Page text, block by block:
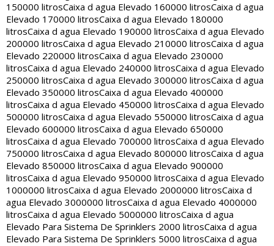
150000 litrosCaixa d agua Elevado 160000 litrosCaixa d agua
Elevado 170000 litrosCaixa d agua Elevado 180000
litrosCaixa d agua Elevado 190000 litrosCaixa d agua Elevado
200000 litrosCaixa d agua Elevado 210000 litrosCaixa d agua
Elevado 220000 litrosCaixa d agua Elevado 230000
litrosCaixa d agua Elevado 240000 litrosCaixa d agua Elevado
250000 litrosCaixa d agua Elevado 300000 litrosCaixa d agua
Elevado 350000 litrosCaixa d agua Elevado 400000
litrosCaixa d agua Elevado 450000 litrosCaixa d agua Elevado
500000 litrosCaixa d agua Elevado 550000 litrosCaixa d agua
Elevado 600000 litrosCaixa d agua Elevado 650000
litrosCaixa d agua Elevado 700000 litrosCaixa d agua Elevado
750000 litrosCaixa d agua Elevado 800000 litrosCaixa d agua
Elevado 850000 litrosCaixa d agua Elevado 900000
litrosCaixa d agua Elevado 950000 litrosCaixa d agua Elevado
1000000 litrosCaixa d agua Elevado 2000000 litrosCaixa d
agua Elevado 3000000 litrosCaixa d agua Elevado 4000000
litrosCaixa d agua Elevado 5000000 litrosCaixa d agua
Elevado Para Sistema De Sprinklers 2000 litrosCaixa d agua
Elevado Para Sistema De Sprinklers 5000 litrosCaixa d agua